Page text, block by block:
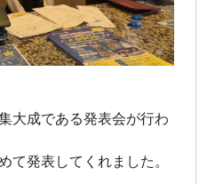
大成である発表会が行わ
て発表してくれました。